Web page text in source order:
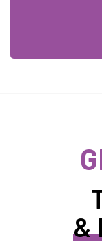
&